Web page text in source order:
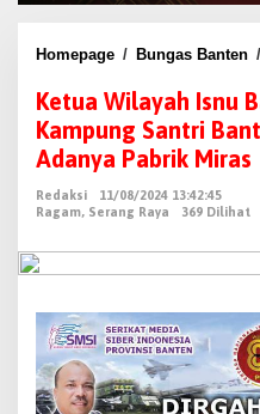
Homepage / Bungas Banten /
Ketua Wilayah Isnu
Kampung Santri
Adanya Pabrik Miras
Redaksi
11/08/2024 13:42:45
Ragam, Serang Raya 369 Dilihat